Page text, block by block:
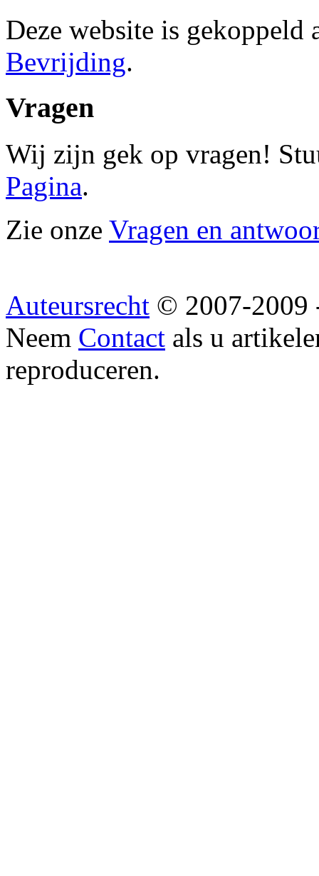
Deze website is gekoppeld
Bevrijding.
Vragen
Wij zijn gek op vragen!
Pagina.
Zie onze Vragen en
Auteursrecht © 2007-2009
Neem Contact als u
reproduceren.